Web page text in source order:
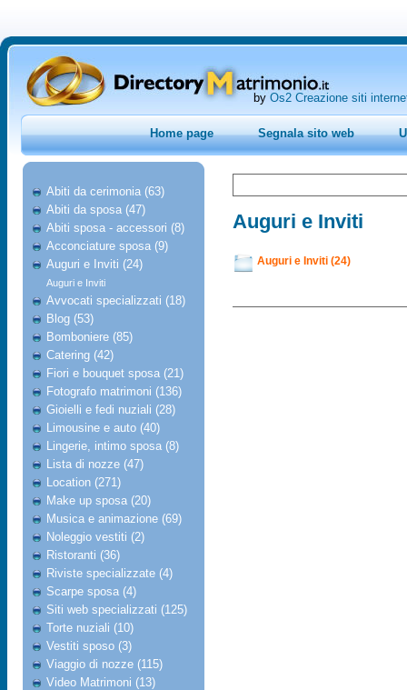
by Os2 Creazione siti
Home page Segnala sito web
Abiti da cerimonia (63)
Abiti da sposa (47)
Abiti sposa - accessori (8)
Acconciature sposa (9)
Auguri e Inviti (24)
Auguri e Inviti
Avvocati specializzati (18)
Blog (53)
Bomboniere (85)
Catering (42)
Fiori e bouquet sposa (21)
Fotografo matrimoni (136)
Gioielli e fedi nuziali (28)
Limousine e auto (40)
Lingerie, intimo sposa (8)
Lista di nozze (47)
Location (271)
Make up sposa (20)
Musica e animazione (69)
Noleggio vestiti (2)
Ristoranti (36)
Riviste specializzate (4)
Scarpe sposa (4)
Siti web specializzati (125)
Torte nuziali (10)
Vestiti sposo (3)
Viaggio di nozze (115)
Video Matrimoni (13)
Auguri e Inviti
Auguri e Inviti (24)